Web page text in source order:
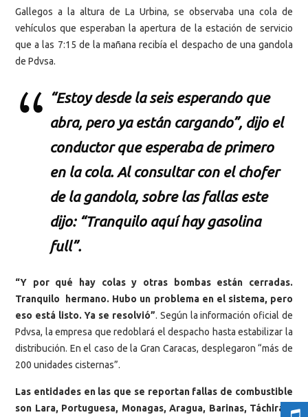
Gallegos a la altura de La Urbina, se observaba una cola de
vehículos que esperaban la apertura de la estación de servicio
que a las 7:15 de la mañana recibía el despacho de una gandola
de Pdvsa.
“Estoy desde la seis esperando que
abra, pero ya están cargando”, dijo el
conductor que esperaba de primero
en la cola. Al consultar con el chofer
de la gandola, sobre las fallas este
dijo: “Tranquilo aquí hay gasolina
full”.
“Y por qué hay colas y otras bombas están cerradas.
Tranquilo hermano. Hubo un problema en el sistema, pero
eso está listo. Ya se resolvió”. Según la información oficial de
Pdvsa, la empresa que redoblará el despacho hasta estabilizar la
distribución. En el caso de la Gran Caracas, desplegaron “más de
200 unidades cisternas”.
Las entidades en las que se reportan fallas de combustible
son Lara, Portuguesa, Monagas, Aragua, Barinas, Táchira y